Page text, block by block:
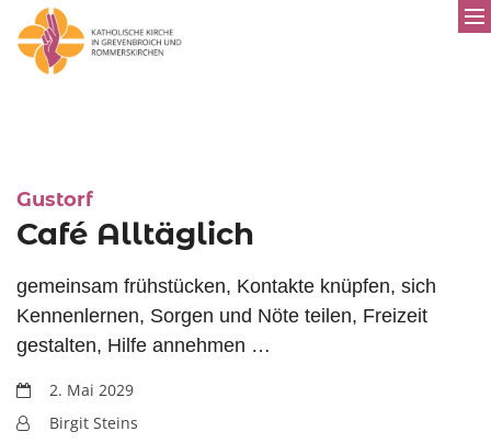
Gustorf:
Café Alltäglich
gemeinsam frühstücken, Kontakte knüpfen, sich
Kennenlernen, Sorgen und Nöte teilen, Freizeit
gestalten, Hilfe annehmen …
Datum:2. Mai 2029
Von:
Birgit Steins